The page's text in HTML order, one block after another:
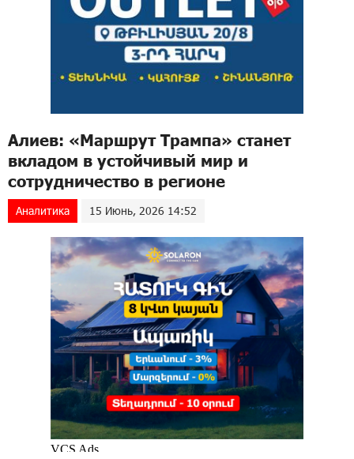
Алиев: «Маршрут Трампа» станет
вкладом в устойчивый мир и
сотрудничество в регионе
Аналитика 15 Июнь, 2026 14:52